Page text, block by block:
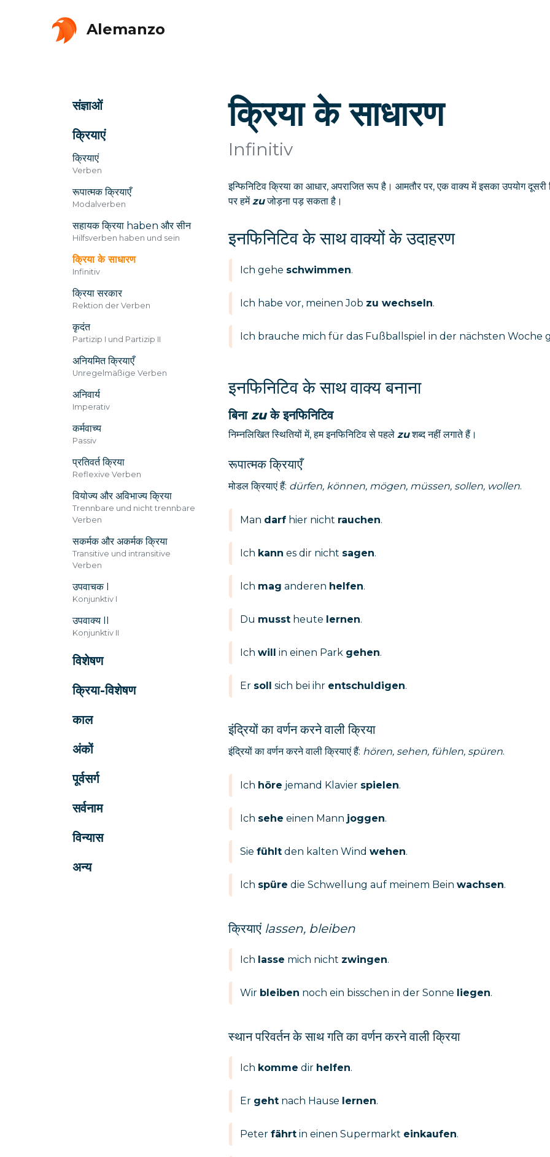
Alemanzo
संज्ञाओं
क्रियाएं
क्रियाएं
Verben
रूपात्मक क्रियाएँ
Modalverben
सहायक क्रिया haben और सीन
Hilfsverben haben und sein
क्रिया के साधारण
Infinitiv
क्रिया सरकार
Rektion der Verben
कृदंत
Partizip I und Partizip II
अनियमित क्रियाएँ
Unregelmäßige Verben
अनिवार्य
Imperativ
कर्मवाच्य
Passiv
प्रतिवर्त क्रिया
Reflexive Verben
वियोज्य और अविभाज्य क्रिया
Trennbare und nicht trennbare
Verben
सकर्मक और अकर्मक क्रिया
Transitive und intransitive
Verben
उपवाचक I
Konjunktiv I
उपवाक्य II
Konjunktiv II
विशेषण
क्रिया-विशेषण
काल
अंकों
पूर्वसर्ग
सर्वनाम
विन्यास
अन्य
क्रिया के साधारण
Infinitiv
इन्फिनिटिव क्रिया का आधार, अपराजित रूप है। आमतौर पर, एक वाक्य में इसका उपयोग
पर हमेंzuजोड़ना पड़ सकता है।
इनफिनिटिव के साथ वाक्यों के उदाहरण
Ich gehe schwimmen.
Ich habe vor, meinen Job zu wechseln.
Ich brauche mich für das Fußballspiel in der nächsten Woche
इनफिनिटिव के साथ वाक्य बनाना
बिना zuके इनफिनिटिव
निम्नलिखित स्थितियों में, हम इनफिनिटिव से पहले zuशब्द नहीं लगाते हैं।
रूपात्मक क्रियाएँ
मोडल क्रियाएं हैं: dürfen, können, mögen, müssen, sollen, wollen.
Man darf hier nicht rauchen.
Ich kann es dir nicht sagen.
Ich mag anderen helfen.
Du musst heute lernen.
Ich will in einen Park gehen.
Er soll sich bei ihr entschuldigen.
इंद्रियों का वर्णन करने वाली क्रिया
इंद्रियों का वर्णन करने वाली क्रियाएं हैं: hören, sehen, fühlen, spüren.
Ich höre jemand Klavier spielen.
Ich sehe einen Mann joggen.
Sie fühlt den kalten Wind wehen.
Ich spüre die Schwellung auf meinem Bein wachsen.
क्रियाएं lassen, bleiben
Ich lasse mich nicht zwingen.
Wir bleiben noch ein bisschen in der Sonne liegen.
स्थान परिवर्तन के साथ गति का वर्णन करने वाली क्रिया
Ich komme dir helfen.
Er geht nach Hause lernen.
Peter fährt in einen Supermarkt einkaufen.